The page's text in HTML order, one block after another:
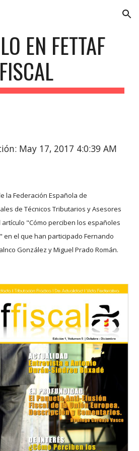
Skip to navigation
EN FETTAF
FISCAL
May 17, 2017 4:0:39 AM
la Federación Española de
de Técnicos Tributarios y Asesores
artículo "Cómo perciben los españoles
en el que han participado Fernando
González y Miguel Prado Román.